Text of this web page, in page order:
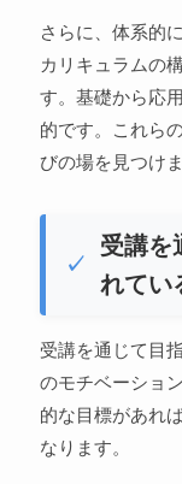
さらに、体系的
カリキュラムの
す。基礎から応
的です。これら
びの場を見つけ
受講を
れてい
受講を通じて目
のモチベーショ
的な目標があれ
なります。